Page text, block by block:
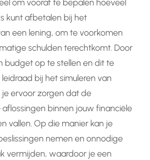
om vooraf te bepalen hoeveel
kunt afbetalen bij het
een lening, om te voorkomen
schulden terechtkomt. Door
budget op te stellen en dit te
bij het simuleren van
je ervoor zorgen dat de
binnen jouw financiële
vallen. Op die manier kan je
nemen en onnodige
vermijden, waardoor je een